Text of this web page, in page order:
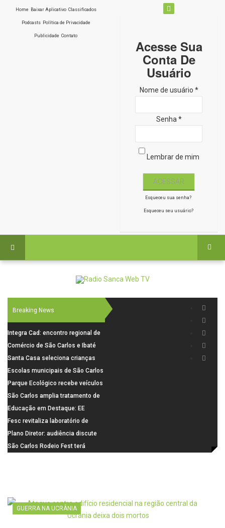
Home Baixar Aplicativo Classificados
Podcasts Política de Privacidade
Publicidade Contato
Acesse Sua
Conta De
Usuário
Nome de usuário *
Senha *
Lembrar de mim
Esqueceu sua senha?
Esqueceu seu usuário?
Breaking News
Integra Cad: encontro regional de
segurança púbica será realizado
dia 10 de agosto em São Carlos
Comércio de São Carlos e Ibaté
terá horário especial para o dia
dos Pais
Santa Casa seleciona crianças
para pesquisa sobre dor de
crescimento
Escolas municipais de São Carlos
superam média Nacional do IDEB
Parque Ecológico recebe veículos
elétricos e moderniza rotina de
manejo dos animais
São Carlos amplia tratamento de
resíduos de saúde com autoclave
de última geração
Educação em Destaque: EE
Visconde da Cunha Bueno, em
Santa Eudóxia, alcança nota 7,8
no IDEB 2025 e celebra conquista
Fesc revitaliza laboratório de
informática da Emeb Ulysses
Picolo
Plano Diretor: audiência discute
mobilidade urbana e infraestrutura
São Carlos Rodeio Fest terá
GUERRA NA UCRÂNIA